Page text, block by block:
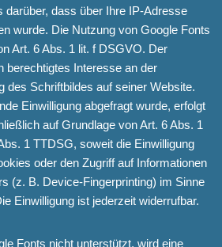
darüber, dass über Ihre IP-Adresse
wurde. Die Nutzung von Google Fonts
Art. 6 Abs. 1 lit. f DSGVO. Der
berechtigtes Interesse an der
des Schriftbildes auf seiner Website.
Einwilligung abgefragt wurde, erfolgt
auf Grundlage von Art. 6 Abs. 1
1 TTDSG, soweit die Einwilligung
oder den Zugriff auf Informationen
(z. B. Device-Fingerprinting) im Sinne
Einwilligung ist jederzeit widerrufbar.
Fonts nicht unterstützt, wird eine